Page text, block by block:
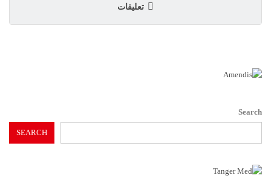
تعليقات
Search
SEARCH